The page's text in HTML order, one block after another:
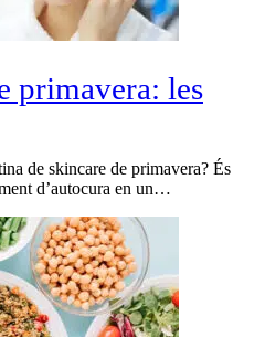
primavera: les
de skincare de primavera? És
d’autocura en un…